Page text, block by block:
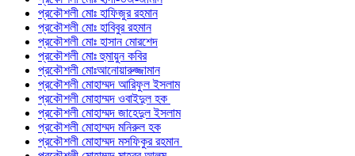
প্রকৌশলী মোঃ হাফিজুর রহমান
প্রকৌশলী মোঃ হাবিবুর রহমান
প্রকৌশলী মোঃ হাসান মোরশেদ
প্রকৌশলী মোঃ হুমায়ুন কবির
প্রকৌশলী মোঃআনোয়ারুজ্জামান
প্রকৌশলী মোহাম্মদ আরিফুল ইসলাম
প্রকৌশলী মোহাম্মদ ওবাইদুল হক
প্রকৌশলী মোহাম্মদ জাহেদুল ইসলাম
প্রকৌশলী মোহাম্মদ মনিরুল হক
প্রকৌশলী মোহাম্মদ মসফিকুর রহমান